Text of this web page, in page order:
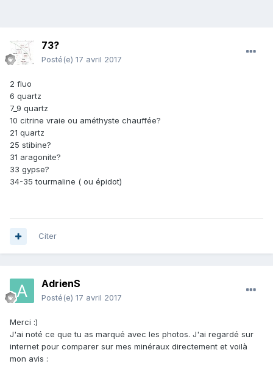
73?
Posté(e) 17 avril 2017
2 fluo
6 quartz
7_9 quartz
10 citrine vraie ou améthyste chauffée?
21 quartz
25 stibine?
31 aragonite?
33 gypse?
34-35 tourmaline ( ou épidot)
Citer
AdrienS
Posté(e) 17 avril 2017
Merci :)
J'ai noté ce que tu as marqué avec les photos. J'ai regardé sur
internet pour comparer sur mes minéraux directement et voilà
mon avis :